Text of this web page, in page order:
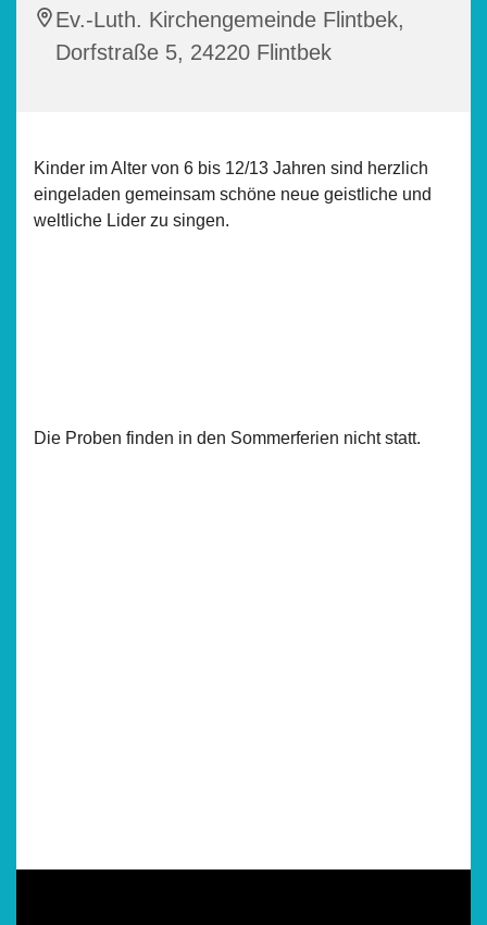
Ev.-Luth. Kirchengemeinde Flintbek,
Dorfstraße 5, 24220 Flintbek
Kinder im Alter von 6 bis 12/13 Jahren sind herzlich
eingeladen gemeinsam schöne neue geistliche und
weltliche Lider zu singen.
Die Proben finden in den Sommerferien nicht statt.